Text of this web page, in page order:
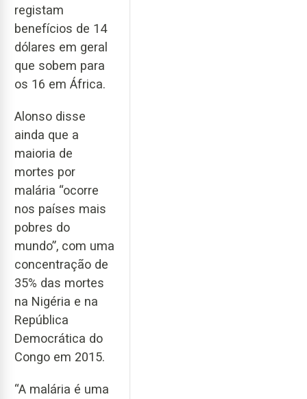
registam
benefícios de 14
dólares em geral
que sobem para
os 16 em África.
Alonso disse
ainda que a
maioria de
mortes por
malária “ocorre
nos países mais
pobres do
mundo”, com uma
concentração de
35% das mortes
na Nigéria e na
República
Democrática do
Congo em 2015.
“A malária é uma